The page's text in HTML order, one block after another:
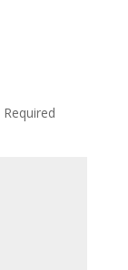
Required